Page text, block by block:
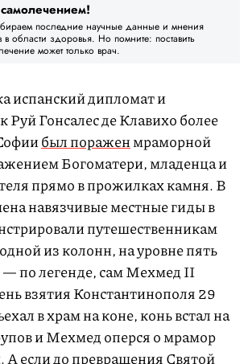
последние научные данные и мнения
в области здоровья. Но помните: поставить
может только врач.
испанский дипломат и
Руй Гонсалес де Клавихо более
был пораженмраморной
Богоматери, младенца и
прямо в прожилках камня. В
навязчивые местные гиды в
путешественникам
из колонн, на уровне пять
— по легенде, сам Мехмед II
взятия Константинополя 29
в храм на коне, конь встал на
и Мехмед оперся о мрамор
А если до превращения Святой